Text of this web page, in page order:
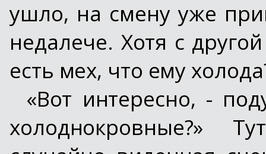
ушло, на смену уже
недалече. Хотя с
есть мех, что ему
«Вот интересно, -
холоднокровные?»